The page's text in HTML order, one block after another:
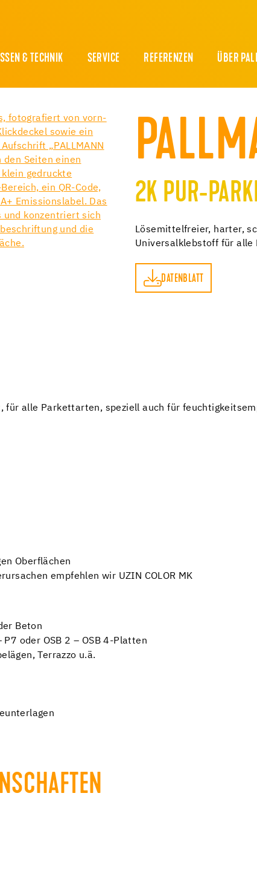
& TECHNIK SERVICE REFERENZEN ÜBER
2K PUR-
Lösemittelfreier, harter,
Universalklebstoff für alle
DATENBLATT
für alle Parkettarten, speziell auch für
Oberflächen
empfehlen wir UZIN COLOR MK
Beton
oder OSB 2 – OSB 4-Platten
Terrazzo u.ä.